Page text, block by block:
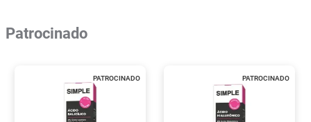
Patrocinado
PATROCINADO PATROCINADO